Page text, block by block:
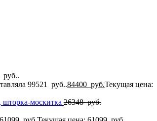
руб..
99521 руб..84400 руб.Текущая цена:
шторка-москитка 26348руб.